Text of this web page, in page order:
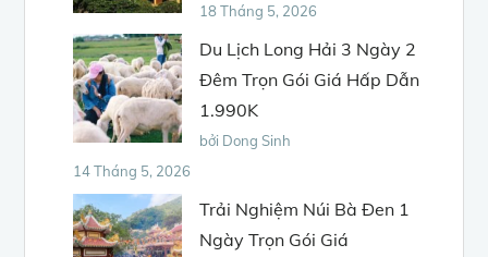
18 Tháng 5, 2026
Du Lịch Long Hải 3 Ngày 2
Đêm Trọn Gói Giá Hấp Dẫn
1.990K
bởi Dong Sinh
14 Tháng 5, 2026
Trải Nghiệm Núi Bà Đen 1
Ngày Trọn Gói Giá